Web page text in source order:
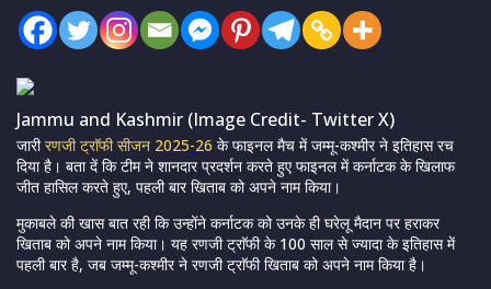
Jammu and Kashmir (Image Credit- Twitter X)
जारीरणजी ट्राॅफी सीजन 2025-26 के फाइनल मैच में जम्मू-कश्मीर ने इतिहास रच
दिया है। बता दें कि टीम ने शानदार प्रदर्शन करते हुए फाइनल में कर्नाटक के खिलाफ
जीत हासिल करते हुए, पहली बार खिताब को अपने नाम किया।
मुकाबले की खास बात रही कि उन्होंने कर्नाटक को उनके ही घरेलू मैदान पर हराकर
खिताब को अपने नाम किया। यह रणजी ट्राॅफी के 100 साल से ज्यादा के इतिहास में
पहली बार है, जब जम्मू-कश्मीर ने रणजी ट्राॅफी खिताब को अपने नाम किया है।